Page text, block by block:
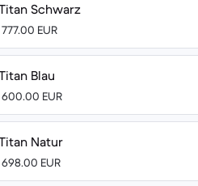
Schwarz
EUR
Blau
EUR
Natur
EUR